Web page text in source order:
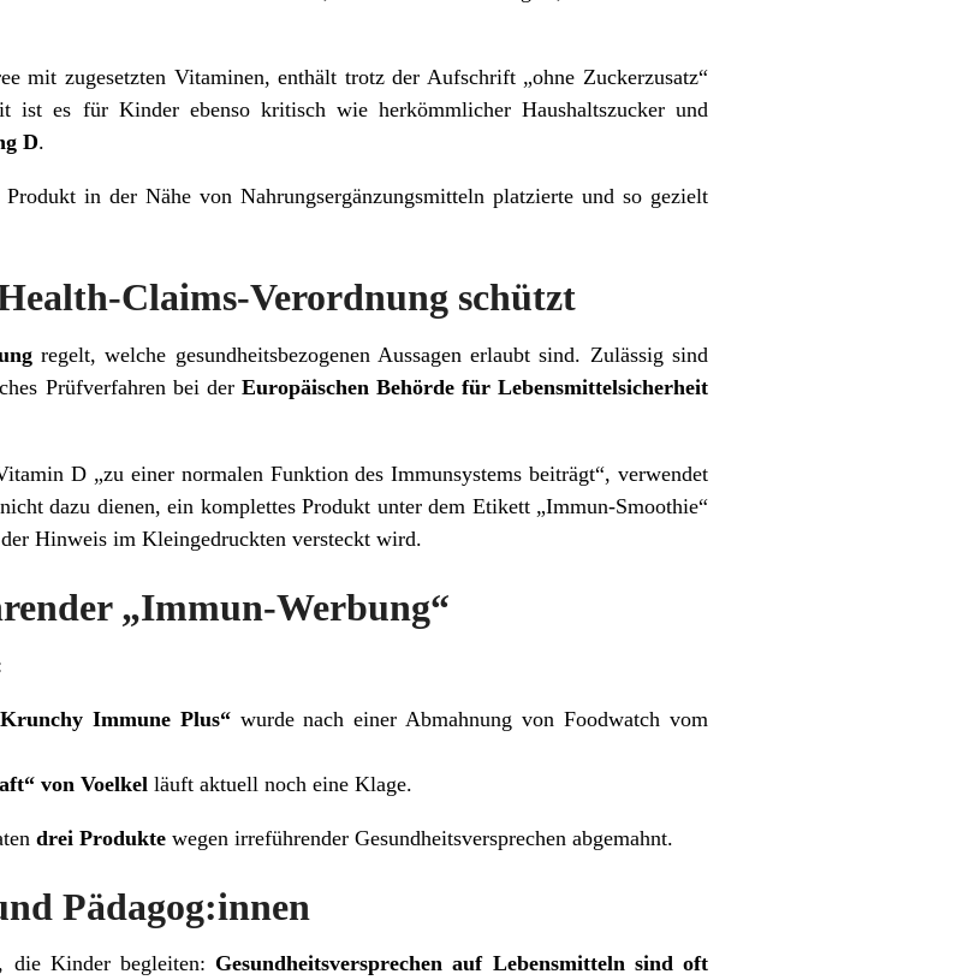
mit zugesetzten Vitaminen, enthält trotz der Aufschrift „ohne Zuckerzusatz“
ist es für Kinder ebenso kritisch wie herkömmlicher Haushaltszucker und
D.
in der Nähe von Nahrungsergänzungsmitteln platzierte und so gezielt
Claims-Verordnung schützt
regelt, welche gesundheitsbezogenen Aussagen erlaubt sind. Zulässig sind
Prüfverfahren bei der Europäischen Behörde für Lebensmittelsicherheit
D „zu einer normalen Funktion des Immunsystems beiträgt“, verwendet
dazu dienen, ein komplettes Produkt unter dem Etikett „Immun-Smoothie“
Hinweis im Kleingedruckten versteckt wird.
„Immun-Werbung“
Immune Plus“wurde nach einer Abmahnung von Foodwatch vom
von Voelkel läuft aktuell noch eine Klage.
drei Produkte wegen irreführender Gesundheitsversprechen abgemahnt.
Pädagog:innen
Kinder begleiten: Gesundheitsversprechen auf Lebensmitteln sind oft